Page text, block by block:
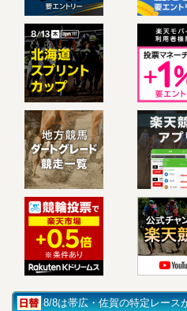
8/8は帯広・佐賀の特定レース